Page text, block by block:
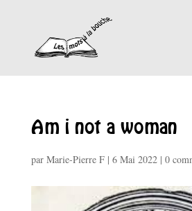
Am i not a woman
par Marie-Pierre F| 6 Mai 2022| 0